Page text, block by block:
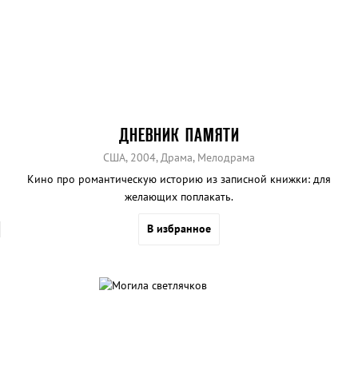
ДНЕВНИК ПАМЯТИ
США, 2004, Драма, Мелодрама
Кино про романтическую историю из записной книжки: для
желающих поплакать.
В избранное